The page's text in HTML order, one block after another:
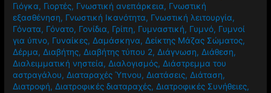
Γιόγκα, Γιορτές, Γνωστική ανεπάρκεια, Γνωστική
εξασθένηση, Γνωστική Ικανότητα, Γνωστική λειτουργία,
Γόνατα, Γόνατο, Γονίδια, Γρίπη, Γυμναστική, Γυμνό, Γυμνοί
για ύπνο, Γυναίκες, Δαμάσκηνα, Δείκτης Μάζας Σώματος,
Δέρμα, Διαβήτης, Διαβήτης τύπου 2, Διάγνωση, Διάθεση,
Διαλειμματική νηστεία, Διαλογισμός, Διάστρεμμα του
αστραγάλου, Διαταραχές Ύπνου, Διατάσεις, Διάταση,
Διατροφή, Διατροφικές διαταραχές, Διατροφικές Συνήθειες,